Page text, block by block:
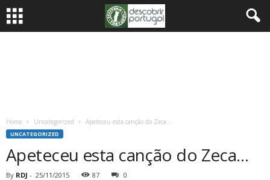
Home Uncategorized Apeteceu esta canção do Zeca…
UNCATEGORIZED
Apeteceu esta canção do Zeca…
By RDJ - 25/11/2015 87 0